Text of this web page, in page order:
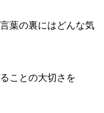
葉の裏にはどんな気
ことの大切さを